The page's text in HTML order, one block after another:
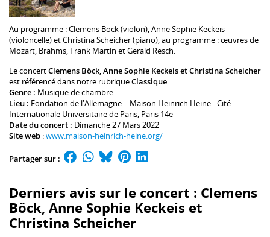
Au programme :Clemens Böck(violon),Anne Sophie Keckeis
(violoncelle) etChristina Scheicher(piano), au programme : œuvres de
Mozart, Brahms, Frank Martin et Gerald Resch.
Le concertClemens Böck, Anne Sophie Keckeis et Christina Scheicher
est référencé dans notre rubriqueClassique.
Genre : Musique de chambre
Lieu : Fondation de l'Allemagne – Maison Heinrich Heine - Cité
Internationale Universitaire de Paris, Paris 14e
Date du concert : Dimanche 27 Mars 2022
Site web :www.maison-heinrich-heine.org/
Partager sur :
Derniers avis sur le concert : Clemens
Böck, Anne Sophie Keckeis et
Christina Scheicher